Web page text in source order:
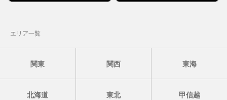
エリア一覧
関東 関西 東海
北海道 東北 甲信越